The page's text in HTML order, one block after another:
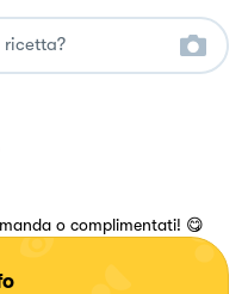
o complimentati! 😋